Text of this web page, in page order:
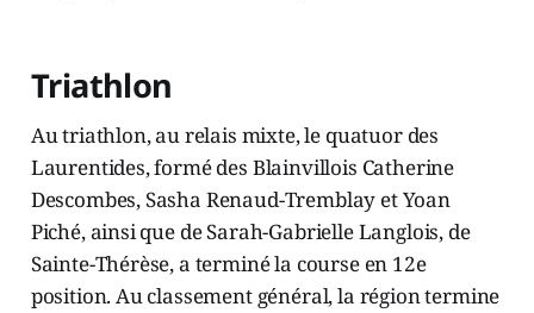
Triathlon
Au triathlon, au relais mixte, le quatuor des
Laurentides, formé des Blainvillois Catherine
Descombes, Sasha Renaud-Tremblay et Yoan
Piché, ainsi que de Sarah-Gabrielle Langlois, de
Sainte-Thérèse, a terminé la course en 12e
position. Au classement général, la région termine